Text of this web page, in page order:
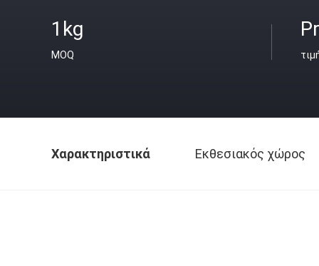
1kg
MOQ
Χαρακτηριστικά Εκθεσιακός χώρος